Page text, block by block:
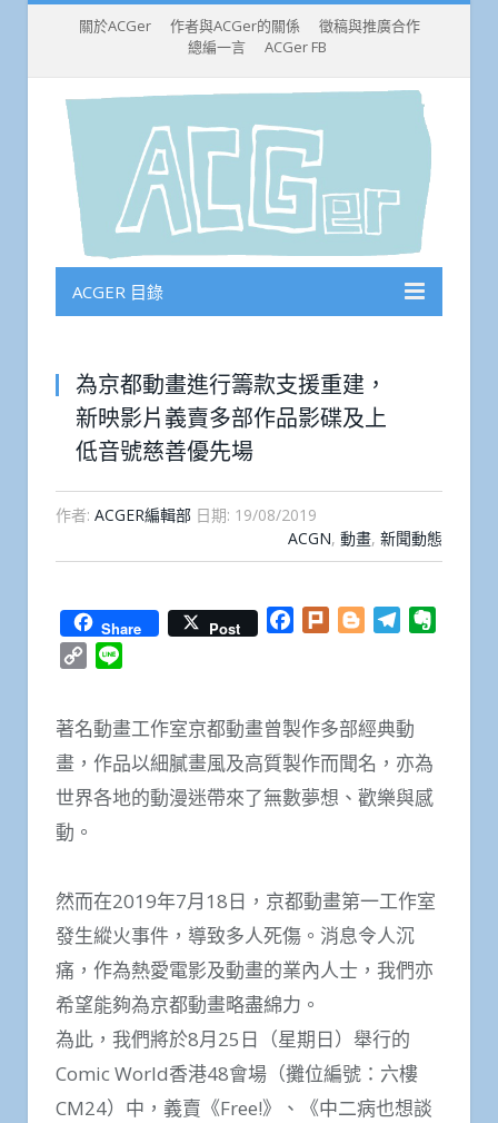
關於ACGer 作者與ACGer的關係
徵稿與推廣合作
總編一言
ACGer FB
ACGER 目錄
為京都動畫進行籌款支援重建，
新映影片義賣多部作品影碟及上
低音號慈善優先場
作者: ACGER編輯部 日期: 19/08/2019
ACGN, 動畫, 新聞動態
Share Post Facebook
Plurk BloggerTelegram
Copy
著名動畫工作室京都動畫曾製作多部經典動
畫，作品以細膩畫風及高質製作而聞名，亦為
世界各地的動漫迷帶來了無數夢想、歡樂與感
動。
然而在2019年7月18日，京都動畫第一工作室
發生縱火事件，導致多人死傷。消息令人沉
痛，作為熱愛電影及動畫的業內人士，我們亦
希望能夠為京都動畫略盡綿力。
為此，我們將於8月25日（星期日）舉行的
Comic World香港48會場（攤位編號：六樓
CM24）中，義賣《Free!》、《中二病也想談